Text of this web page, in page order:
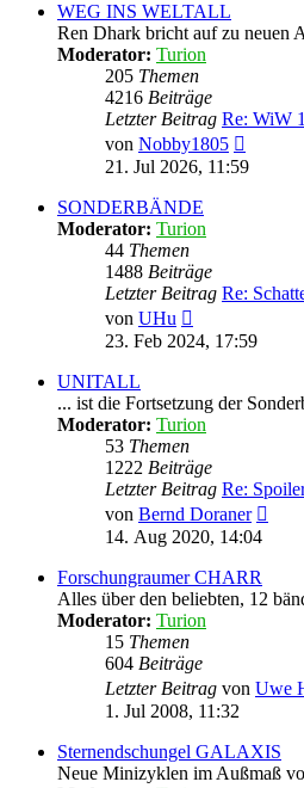
WEG INS WELTALL
Ren Dhark bricht auf zu neuen
Moderator: Turion
205 Themen
4216 Beiträge
Letzter Beitrag Re: WiW
von Nobby1805
Beitrag
21. Jul 2026, 11:59
SONDERBÄNDE
Moderator: Turion
44 Themen
1488 Beiträge
Letzter Beitrag Re:
von UHu
Beitrag
23. Feb 2024, 17:59
UNITALL
... ist die Fortsetzung der
Moderator: Turion
53 Themen
1222 Beiträge
Letzter Beitrag Re:
von Bernd Doraner
14. Aug 2020, 14:04
Forschungraumer CHARR
Alles über den beliebten, 12
Moderator: Turion
15 Themen
604 Beiträge
Letzter Beitrag von Uwe
1. Jul 2008, 11:32
Sternendschungel GALAXIS
Neue Minizyklen im Außmaß